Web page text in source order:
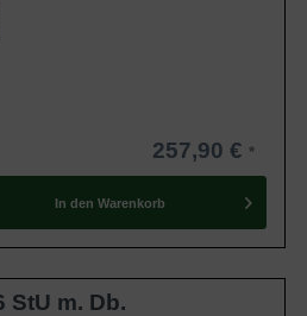
257,90 €
In den Warenkorb
StU m. Db.